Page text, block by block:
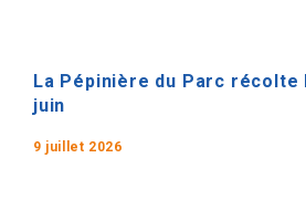
La Pépinière du Parc récolte
juin
9 juillet 2026